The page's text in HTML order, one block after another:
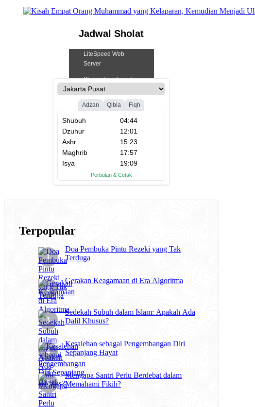
Jadwal Sholat
Terpopular
Doa Pembuka Pintu Rezeki yang Tak
Terduga
Gerakan Keagamaan di Era Algoritma
Sedekah Subuh dalam Islam: Apakah Ada
Dalil Khusus?
Kesalehan sebagai Pengembangan Diri
Sepanjang Hayat
Mengapa Santri Perlu Berdebat dalam
Memahami Fikih?